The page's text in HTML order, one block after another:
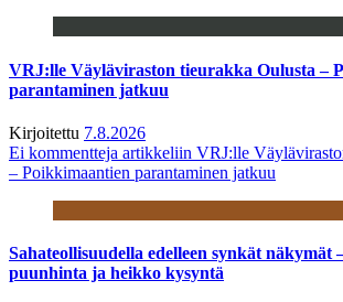
VRJ:lle Väyläviraston tieurakka Oulusta –
parantaminen jatkuu
Kirjoitettu 7.8.2026
Ei kommentteja artikkeliin VRJ:lle
– Poikkimaantien parantaminen jatkuu
Sahateollisuudella edelleen synkät näkymät
puunhinta ja heikko kysyntä